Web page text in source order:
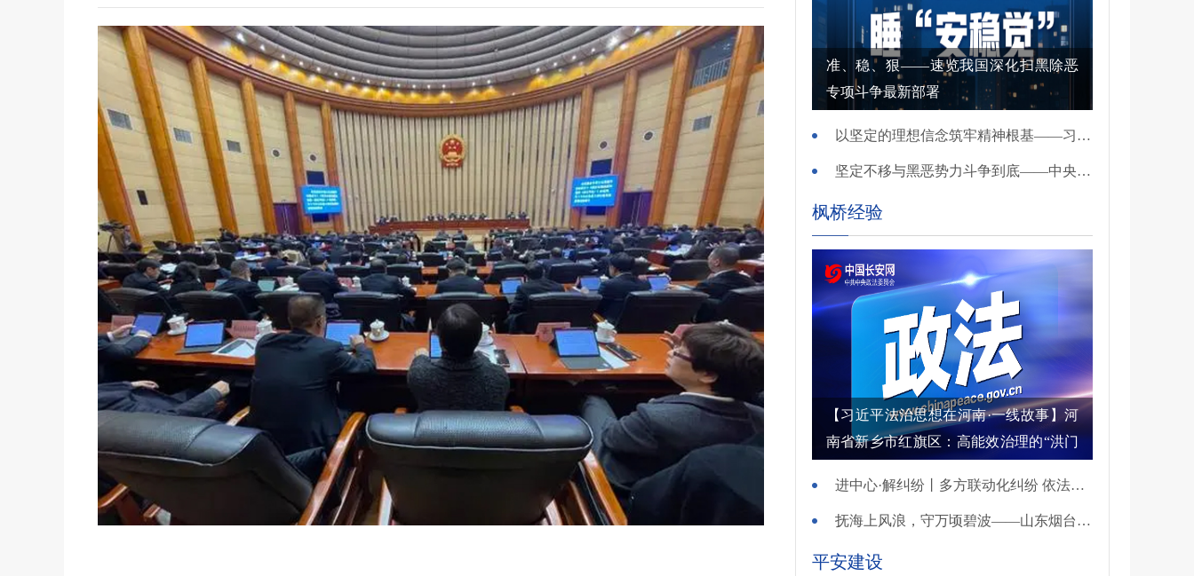
准、稳、狠——速览我国深化扫黑除恶
专项斗争最新部署
以坚定的理想信念筑牢精神根基——习近平党建思想理论品格系列述评之一
坚定不移与黑恶势力斗争到底——中央政法委负责同志就开展深化扫黑除恶专项斗争有关问题答记者问
枫桥经验
【习近平法治思想在河南·一线故事】河
南省新乡市红旗区：高能效治理的“洪门
进中心·解纠纷丨多方联动化纠纷 依法调解护农耕
抚海上风浪，守万顷碧波——山东烟台把矛盾化解在微澜未起时
平安建设